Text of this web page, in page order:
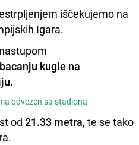
iščekujemo na
Igara.
bacanju kugle na
odvezen sa stadiona
od 21.33 metra, te se tako